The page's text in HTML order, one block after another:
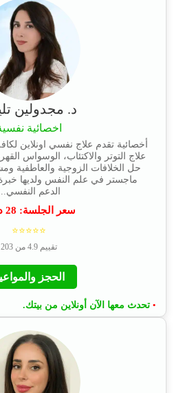
د. مجدولين
اخصائية
أخصائية تقدم علاج نفسي اونلاين
علاج التوتر والاكتئاب، الوسواس
حل الخلافات الزوجية والعاطفية
الدعم النفسي...
سعر الجلسة: 28
⭐⭐⭐⭐⭐
تقييم 4.9 من 203
الحجز
• تحدث معها الآن أونلاين من بيتك.